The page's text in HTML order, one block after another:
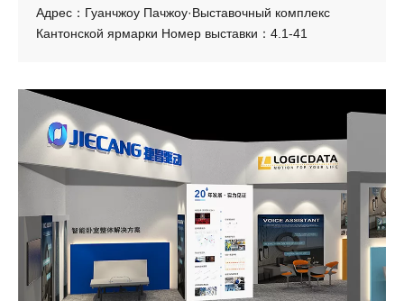
Адрес：Гуанчжоу Пачжоу·Выставочный комплекс
Кантонской ярмарки Номер выставки：4.1-41